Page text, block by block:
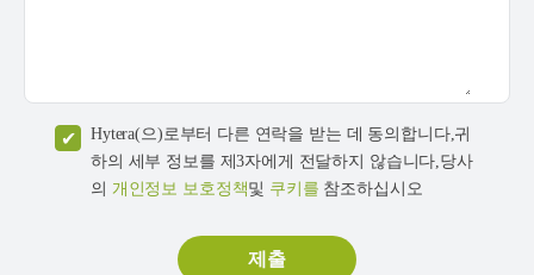
Hytera(으)로부터 다른 연락을 받는 데 동의합니다,귀
하의 세부 정보를 제3자에게 전달하지 않습니다,당사
의 개인정보 보호정책및 쿠키를 참조하십시오